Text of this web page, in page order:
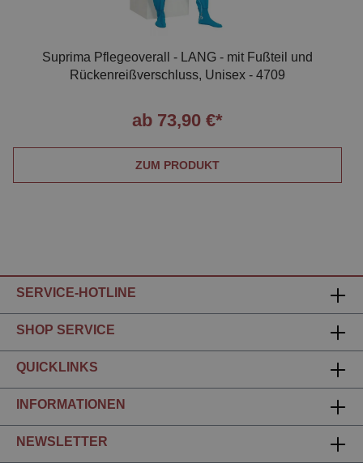
Suprima Pflegeoverall - LANG - mit Fußteil und
Rückenreißverschluss, Unisex - 4709
ab 73,90 €*
ZUM PRODUKT
SERVICE-HOTLINE
SHOP SERVICE
QUICKLINKS
INFORMATIONEN
NEWSLETTER